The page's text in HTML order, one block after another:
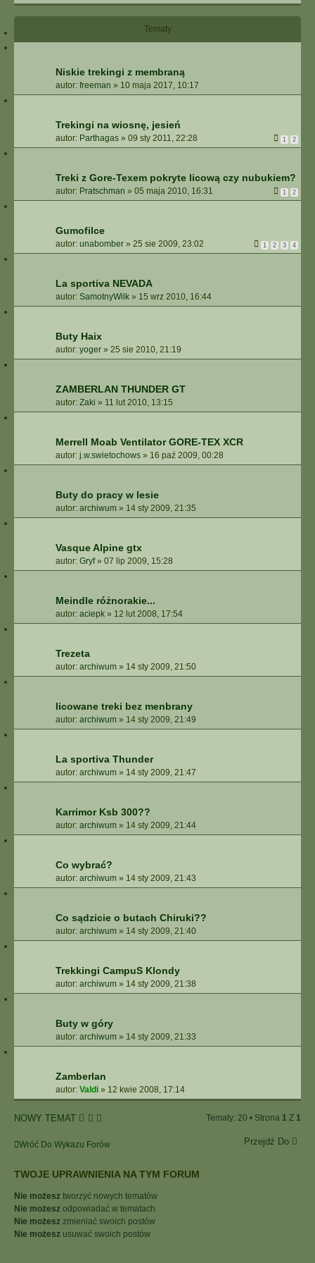
I
E
A
W
N
W
A
Tematy
Niskie trekingi z membraną
autor: freeman » 10 maja 2017, 10:17
Trekingi na wiosnę, jesień
autor: Parthagas » 09 sty 2011, 22:28 1 2
Treki z Gore-Texem pokryte licową czy nubukiem?
autor: Pratschman » 05 maja 2010, 16:31 1 2
Gumofilce
autor: unabomber » 25 sie 2009, 23:02 1 2 3 4
La sportiva NEVADA
autor: SamotnyWilk » 15 wrz 2010, 16:44
Buty Haix
autor: yoger » 25 sie 2010, 21:19
ZAMBERLAN THUNDER GT
autor: Zaki » 11 lut 2010, 13:15
Merrell Moab Ventilator GORE-TEX XCR
autor: j.w.swietochows » 16 paź 2009, 00:28
Buty do pracy w lesie
autor: archiwum » 14 sty 2009, 21:35
Vasque Alpine gtx
autor: Gryf» 07 lip 2009, 15:28
Meindle różnorakie...
autor: aciepk » 12 lut 2008, 17:54
Trezeta
autor: archiwum » 14 sty 2009, 21:50
licowane treki bez menbrany
autor: archiwum » 14 sty 2009, 21:49
La sportiva Thunder
autor: archiwum » 14 sty 2009, 21:47
Karrimor Ksb 300??
autor: archiwum » 14 sty 2009, 21:44
Co wybrać?
autor: archiwum » 14 sty 2009, 21:43
Co sądzicie o butach Chiruki??
autor: archiwum » 14 sty 2009, 21:40
Trekkingi CampuS Klondy
autor: archiwum » 14 sty 2009, 21:38
Buty w góry
autor: archiwum » 14 sty 2009, 21:33
Zamberlan
autor: Valdi » 12 kwie 2008, 17:14
NOWY TEMAT Tematy: 20 • Strona 1 Z 1
Wróć Do Wykazu Forów Przejdź Do
TWOJE UPRAWNIENIA NA TYM FORUM
Nie możesz tworzyć nowych tematów
Nie możesz odpowiadać w tematach
Nie możesz zmieniać swoich postów
Nie możesz usuwać swoich postów